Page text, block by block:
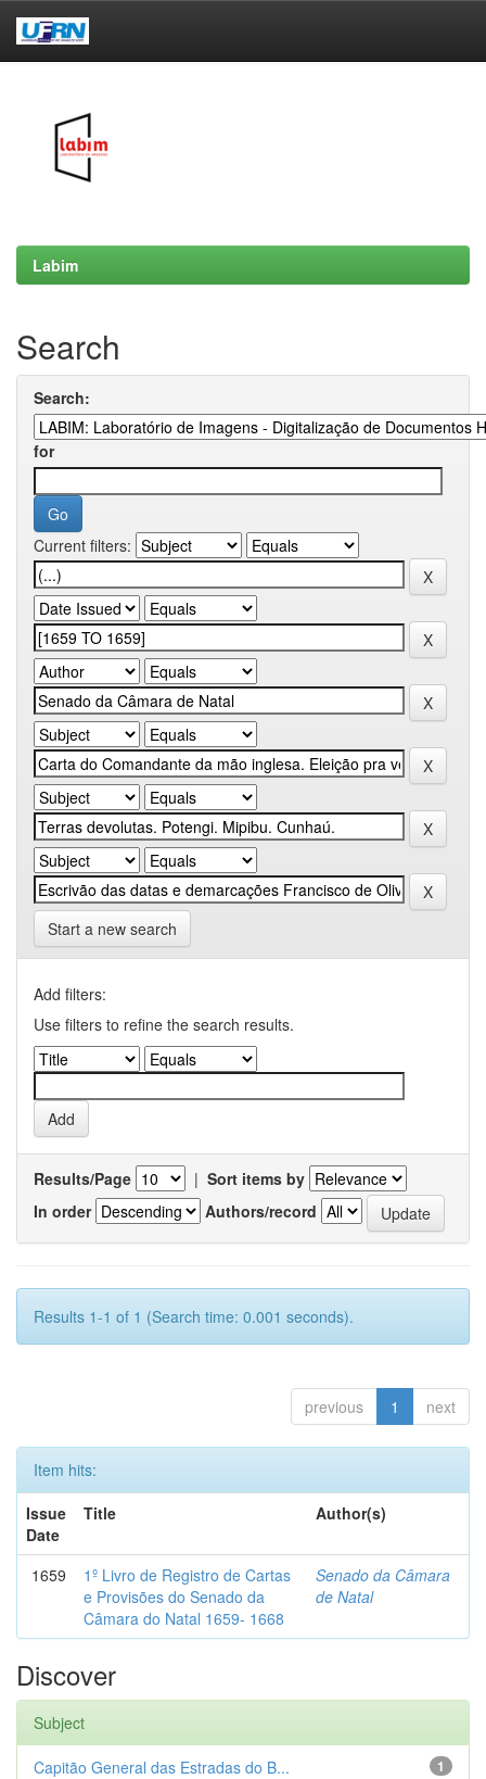
Labim
Search
Search:
for
Current filters:
Start a new search
Add filters:
Use filters to refine the search results.
Results/Page | Sort items by
In order
Authors/record
Results 1-1 of 1 (Search time: 0.001 seconds).
previous 1 next
Item hits:
Issue
Date
Title Author(s)
1659
1º Livro de Registro de Cartas
e Provisões do Senado da
Câmara do Natal 1659- 1668
Senado da Câmara
de Natal
Discover
Subject
1
Capitão General das Estradas do B...